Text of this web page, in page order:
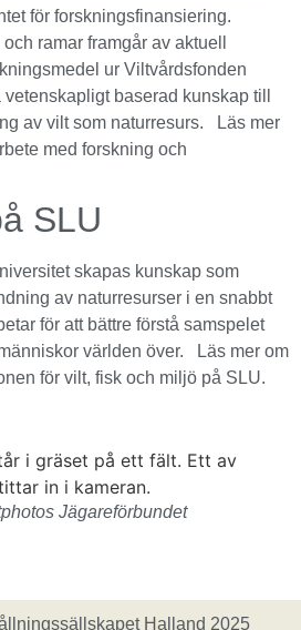
för forskningsfinansiering.
ramar framgår av aktuell
ur Viltvårdsfonden
baserad kunskap till
av vilt som naturresurs.
Läs mer
med forskning och
SLU
skapas kunskap som
av naturresurser i en snabbt
för att bättre förstå samspelet
världen över.
Läs mer om
för vilt, fisk och miljö på SLU.
Jägareförbundet
Halland 2025